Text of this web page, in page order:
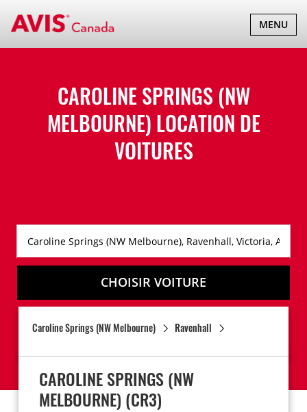
BASCULER
LA
MENU
CAROLINE SPRINGS (NW
MELBOURNE) LOCATION DE
VOITURES
CHOISIR VOITURE
Caroline Springs (NW Melbourne) Ravenhall
CAROLINE SPRINGS (NW
MELBOURNE) (CR3)